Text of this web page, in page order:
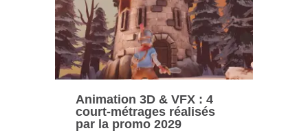
Animation 3D & VFX : 4
court-métrages réalisés
par la promo 2029